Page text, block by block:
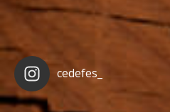
cedefes_